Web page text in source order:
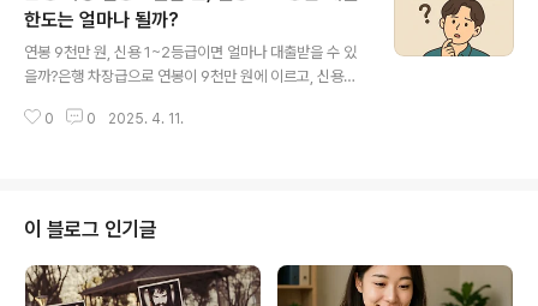
1. 연봉에 따른 대출 한도 계산의 기준은?은행은 연봉만 보
고 대출을 정하지 않습니다. 대출을 받을 때는 DSR 40%
이내로 제한됩니다. 즉, 연봉의 40%까지만 원리금 상환에
쓸 수 있다고 보는 거죠. 2. 질문: 연봉 3,000만원이면 대
출 한도는?연봉 3,000만원일 경우, 연간 원리금 상환 가
한도는 얼마나 될까?
연봉 9천만 원, 신용 1~2등급이면 얼마나 대출받을 수 있
을까?은행 차장급으로 연봉이 9천만 원에 이르고, 신용등
건을 적용받습니다. 이런 조건에서는 DSR 70% 기준으로
대 1.7억 원금리연 3.7 ~ 4.8%연 4.2 ~ 6.0%DSR 반영
가능 상환액연 6,300만 원 (월 525만 원 수준) 이 정도 조
건이면, 무조건 비교하고 신청해야 합니다. 놓치면 후회할
기회! 주택담보대출 병행 시 총 한도는?차장급은 주거용 부
0 0 2025. 4. 11.
이 블로그 인기글